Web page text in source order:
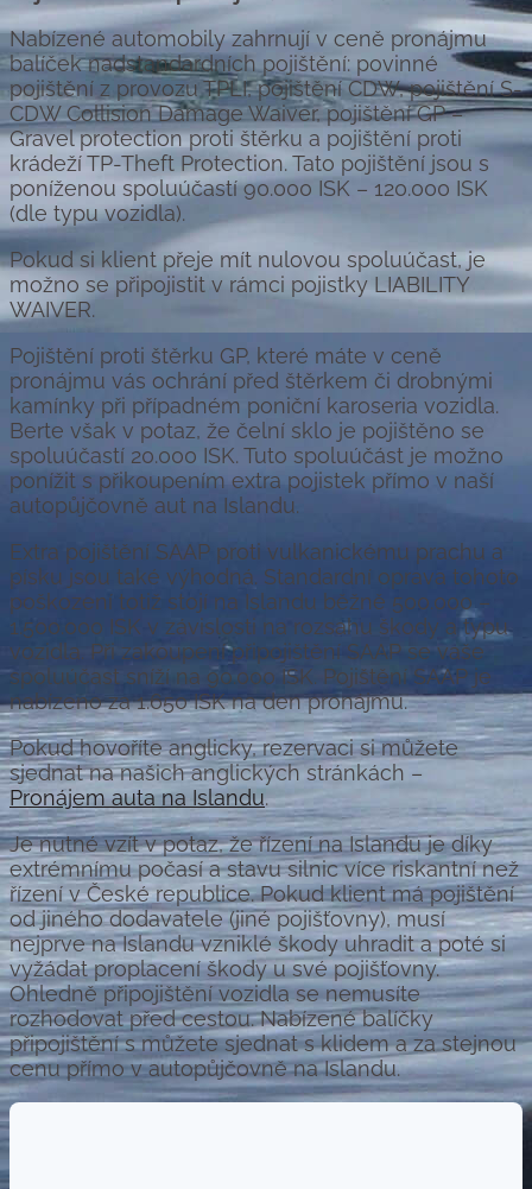
Nabízené automobily zahrnují v ceně pronájmu
balíček nadstandardních pojištění: povinné
pojištění z provozu TPLI, pojištění CDW, pojištění S-
CDW Collision Damage Waiver, pojištění GP –
Gravel protection proti štěrku a pojištění proti
krádeží TP-Theft Protection. Tato pojištění jsou s
poníženou spoluúčastí 90.000 ISK – 120.000 ISK
(dle typu vozidla).
Pokud si klient přeje mít nulovou spoluúčast, je
možno se připojistit v rámci pojistky LIABILITY
WAIVER.
Pojištění proti štěrku GP, které máte v ceně
pronájmu vás ochrání před štěrkem či drobnými
kamínky při případném poniční karoseria vozidla.
Berte však v potaz, že čelní sklo je pojištěno se
spoluúčastí 20.000 ISK. Tuto spoluúčást je možno
ponížit s přikoupením extra pojistek přímo v naší
autopůjčovně aut na Islandu.
Extra pojištění SAAP proti vulkanickému prachu a
písku jsou také výhodná. Standardní oprava tohoto
poškození totiž stojí na Islandu běžně 500.000 –
1.500.000 ISK v závislosti na rozsahu škody a typu
vozidla. Při zakoupení připojištění SAAP se vaše
spoluúčast sníží na 90.000 ISK. Pojištění SAAP je
nabízeno za 1.650 ISK na den pronájmu.
Pokud hovoříte anglicky, rezervaci si můžete
sjednat na našich anglických stránkách –
Pronájem auta na Islandu.
Je nutné vzít v potaz, že řízení na Islandu je díky
extrémnímu počasí a stavu silnic více riskantní než
řízení v České republice. Pokud klient má pojištění
od jiného dodavatele (jiné pojišťovny), musí
nejprve na Islandu vzniklé škody uhradit a poté si
vyžádat proplacení škody u své pojišťovny.
Ohledně připojištění vozidla se nemusíte
rozhodovat před cestou. Nabízené balíčky
připojištění s můžete sjednat s klidem a za stejnou
cenu přímo v autopůjčovně na Islandu.